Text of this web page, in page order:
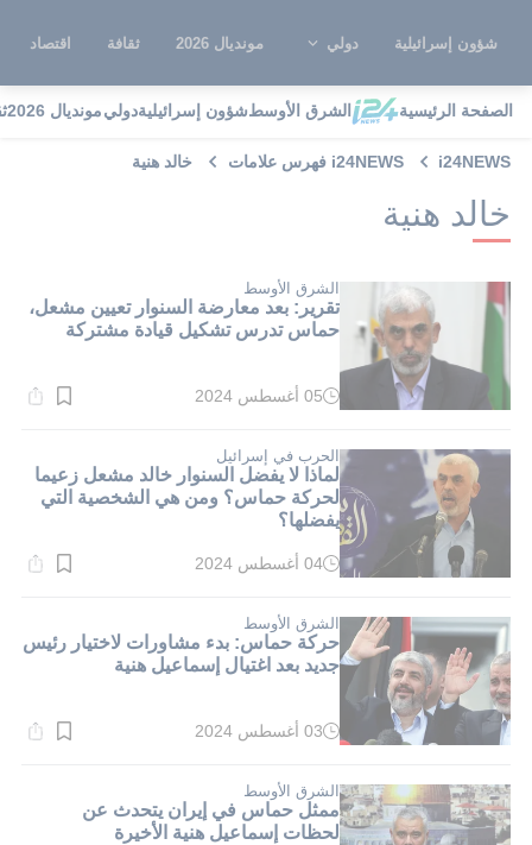
شؤون إسرائيلية دولي مونديال 2026 ثقافة اقتصاد
الصفحة الرئيسية الشرق الأوسطشؤون إسرائيليةدوليمونديال 2026
i24NEWS i24NEWS فهرس علامات خالد هنية
خالد هنية
الشرق الأوسط
تقرير: بعد معارضة السنوار تعيين مشعل،
حماس تدرس تشكيل قيادة مشتركة
وقت
دقيقة.
05 أغسطس 2024
الحرب في إسرائيل
لماذا لا يفضل السنوار خالد مشعل زعيما
لحركة حماس؟ ومن هي الشخصية التي
يفضلها؟
وقت
دقيقة.
04 أغسطس 2024
الشرق الأوسط
حركة حماس: بدء مشاورات لاختيار رئيس
جديد بعد اغتيال إسماعيل هنية
وقت
دقيقة.
03 أغسطس 2024
الشرق الأوسط
ممثل حماس في إيران يتحدث عن
لحظات إسماعيل هنية الأخيرة